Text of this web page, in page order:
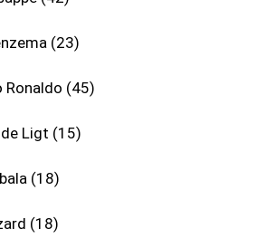
23
Ronaldo 45
Ligt 15
18
18